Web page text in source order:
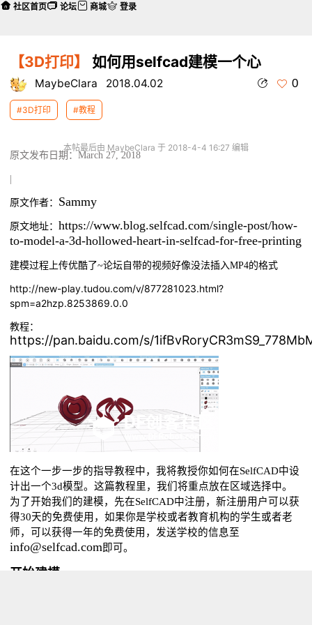
【3D打印】 如何用selfcad建模一个心
MaybeClara 2018.04.02 0
#3D打印 #教程
本帖最后由 MaybeClara 于 2018-4-4 16:27 编辑
原文发布日期：March 27, 2018
原文作者： Sammy
原文地址： https://www.blog.selfcad.com/single-post/how-
to-model-a-3d-hollowed-heart-in-selfcad-for-free-printing
建模过程上传优酷了~论坛自带的视频好像没法插入MP4的格式
http://new-play.tudou.com/v/877281023.html?
spm=a2hzp.8253869.0.0
教程：
https://pan.baidu.com/s/
在这个一步一步的指导教程中，我将教授你如何在SelfCAD中设
计出一个3d模型。这篇教程里，我们将重点放在区域选择中。
为了开始我们的建模，先在SelfCAD中注册，新注册用户可以获
得30天的免费使用，如果你是学校或者教育机构的学生或者老
师，可以获得一年的免费使用，发送学校的信息至
info@selfcad.com即可。
开始建模
社区首页 论坛 商城 登录